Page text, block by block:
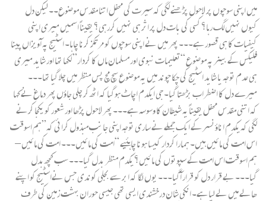
میں اپنی سوچوں پر لاحول پڑھنے لگی کہ سیرت کی محفل اتنا مقدس موضوع۔۔ لیکن دل
کیوں نہیں لگ رہا؟ کسی کی بات دل پر اثر ہی نہیں کررہی؟ یقیناً اسمیں میری اپنی
کیفیات کا ہی قصور ہے۔۔۔ پھر میں نے اپنی سوچوں کو مرتکز کرنا چاہا۔ اسٹیج پہ آویزاں پینا
فلیکس کے بینر پہ موضوع “تعلیمات نبوی اور مسلمان ماں کا کردار” لکھا تھا اور شاید میری
ہی عدم توجہ یا شاید اسٹیج کی چکا چوند میں یہ موضوع سچ مچ پس منظر میں چلا گیا تھا۔۔۔
میرے دل کا اضطراب بڑھتا گیا۔ جی ایکدم اچاٹ ہوگیا کہ اٹھ کر چلی جاؤں پھر دماغ نے کہا
کہ اتنی مقدس محفل یقیناً یہ شیطان کا وسوسہ ہے۔۔۔ پھر لاحول پڑھا اور شعور کو یکجا کرنے
لگی کہ یکدم اناؤنسر کے ایک جملے نے ساری توجہ اپنی جانب مبذول کرائی کہ”ہم اسوقت
اس امت کی مائیں ہیں۔ ہمارا کردار کیسا ہونا چاہئیے “امت کی مائیں۔۔۔ امت کی مائیں–
ہم اسوقت اس امت کے سپوتوں کی مائیں؟ یکدم منظر بدل گیا۔۔۔ سب کچھ بدل
گیا۔۔۔ بے قرار دل کو قرار آگیا۔۔۔ یوں لگا کہ ابر سے بجلی کوندی جس نےاسٹیج کو اپنے
ھالے میں لے لیا ہے۔ انکی شان درخشندی ایسی تھی جیسی حوران بہشت زمین کی طرف